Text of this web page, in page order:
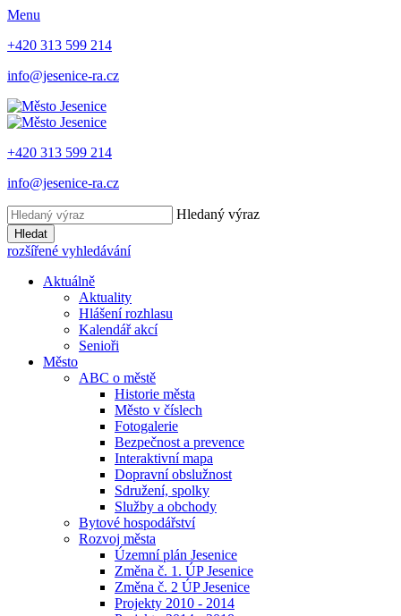
Menu
+420 313 599 214
info@jesenice-ra.cz
+420 313 599 214
info@jesenice-ra.cz
Hledaný výraz
Hledat
rozšířené vyhledávání
Aktuálně
Aktuality
Hlášení rozhlasu
Kalendář akcí
Senioři
Město
ABC o městě
Historie města
Město v číslech
Fotogalerie
Bezpečnost a prevence
Interaktivní mapa
Dopravní obslužnost
Sdružení, spolky
Služby a obchody
Bytové hospodářství
Rozvoj města
Územní plán Jesenice
Změna č. 1. ÚP Jesenice
Změna č. 2 ÚP Jesenice
Projekty 2010 - 2014